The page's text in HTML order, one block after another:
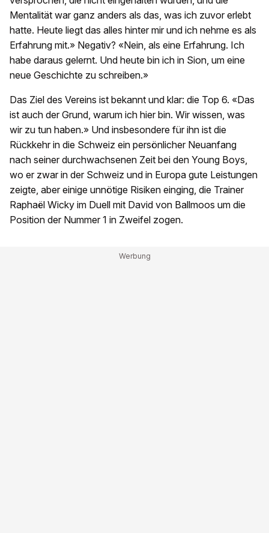
Mentalität war ganz anders als das, was ich zuvor erlebt
hatte. Heute liegt das alles hinter mir und ich nehme es als
Erfahrung mit.» Negativ? «Nein, als eine Erfahrung. Ich
habe daraus gelernt. Und heute bin ich in Sion, um eine
neue Geschichte zu schreiben.»
Das Ziel des Vereins ist bekannt und klar: die Top 6. «Das
ist auch der Grund, warum ich hier bin. Wir wissen, was
wir zu tun haben.» Und insbesondere für ihn ist die
Rückkehr in die Schweiz ein persönlicher Neuanfang
nach seiner durchwachsenen Zeit bei den Young Boys,
wo er zwar in der Schweiz und in Europa gute Leistungen
zeigte, aber einige unnötige Risiken einging, die Trainer
Raphaël Wicky im Duell mit David von Ballmoos um die
Position der Nummer 1 in Zweifel zogen.